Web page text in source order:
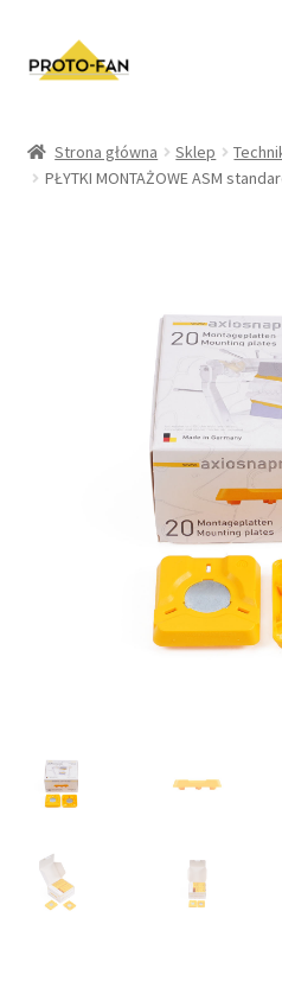
Kursy Stomatologiczne
Zwroty i Reklamacje
Regulamin sklepu
Polityka prywatności
Strona główna Sklep
PŁYTKI MONTAŻOWE ASM